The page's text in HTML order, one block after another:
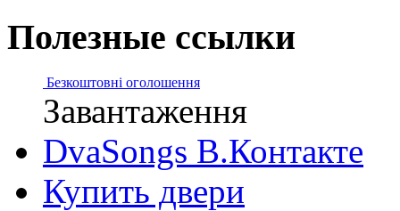
Полезные ссылки
Безкоштовні оголошення
Завантаження
DvaSongs В.Контакте
Купить двери